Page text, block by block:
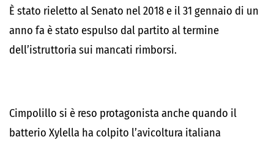
È stato rieletto al Senato nel 2018 e il 31 gennaio di un
anno fa è stato espulso dal partito al termine
dell’istruttoria sui mancati rimborsi.
Cimpolillo si è reso protagonista anche quando il
batterio Xylella ha colpito l’avicoltura italiana